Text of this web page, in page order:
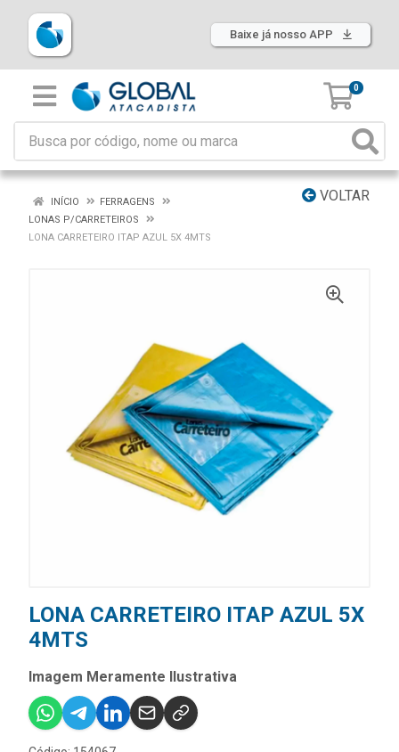
Baixe já nosso APP
0
VOLTAR
INÍCIO
FERRAGENS
LONAS P/CARRETEIROS
LONA CARRETEIRO ITAP AZUL 5X 4MTS
LONA CARRETEIRO ITAP AZUL 5X
4MTS
Imagem Meramente Ilustrativa